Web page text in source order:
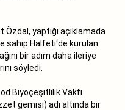
yaptığı açıklamada
sahip Halfeti‘de kurulan
bir adım daha ileriye
söyledi.
Biyoçeşitlilik Vakfı
gemisi) adı altında bir